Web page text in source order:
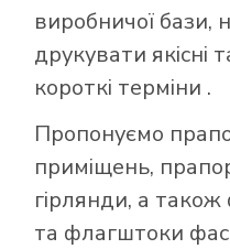
виробничої бази,
друкувати якісні
короткі терміни .
Пропонуємо
приміщень,
гірлянди, а
та флагштоки